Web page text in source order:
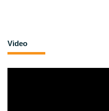
Video